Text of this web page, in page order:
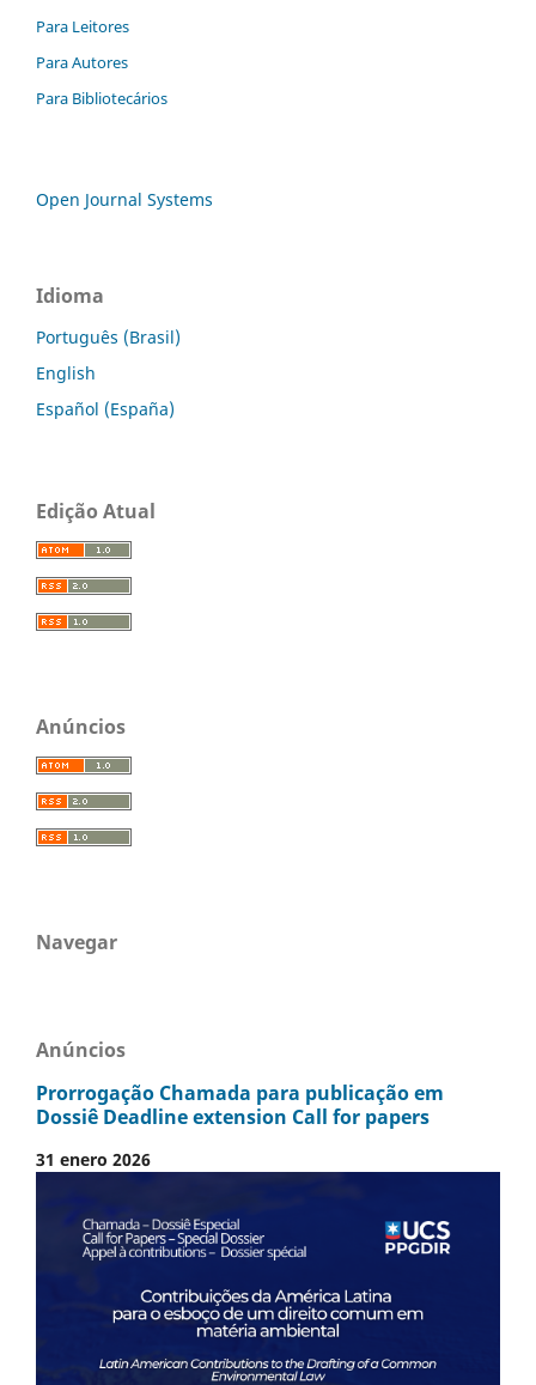
Para Leitores
Para Autores
Para Bibliotecários
Open Journal Systems
Idioma
Português (Brasil)
English
Español (España)
Edição Atual
Anúncios
Navegar
Anúncios
Prorrogação Chamada para publicação em
Dossiê Deadline extension Call for papers
31 enero 2026